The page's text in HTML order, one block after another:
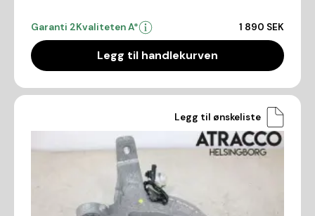
Garanti 2Kvaliteten A* 1 890 SEK
Legg til handlekurven
Legg til ønskeliste